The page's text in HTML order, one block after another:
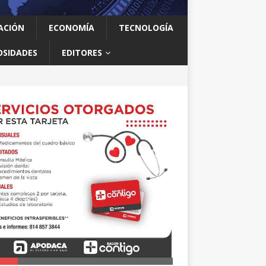
ECONOMÍA TECNOLOGÍA
EDITORES